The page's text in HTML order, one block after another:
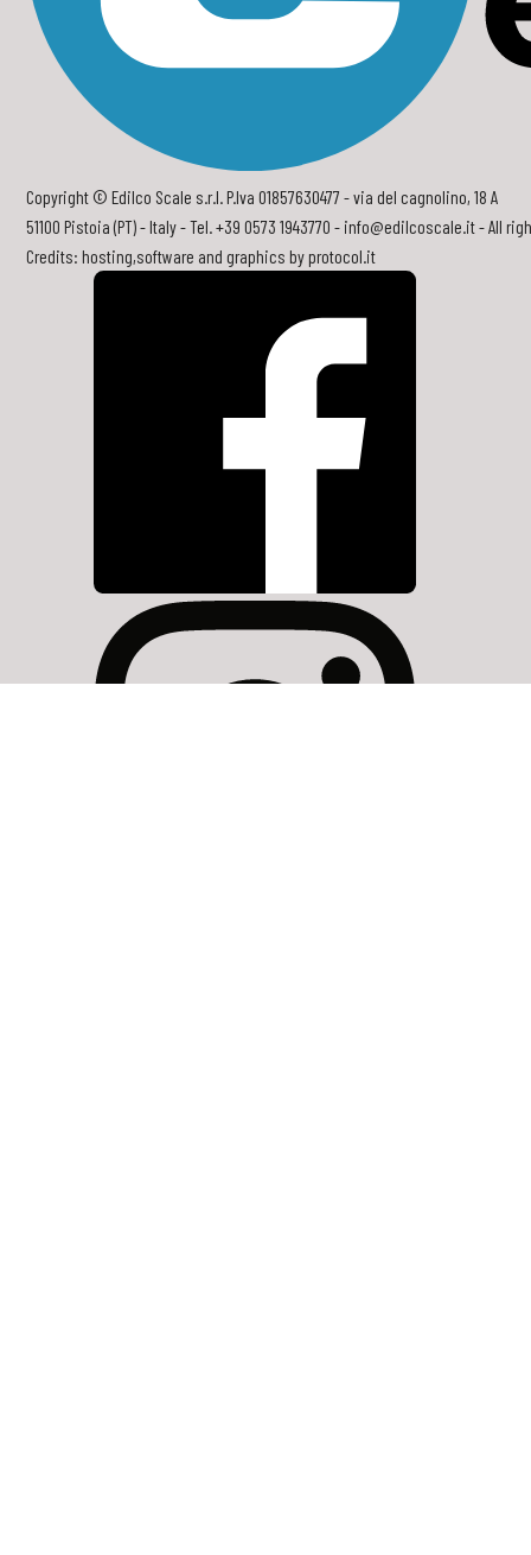
Copyright © Edilco Scale s.r.l. P.Iva 01857630477 - via del cagnolino, 18 A
51100 Pistoia (PT) - Italy - Tel. +39 0573 1943770 - info@edilcoscale.it- All
Credits: hosting,software and graphics byprotocol.it